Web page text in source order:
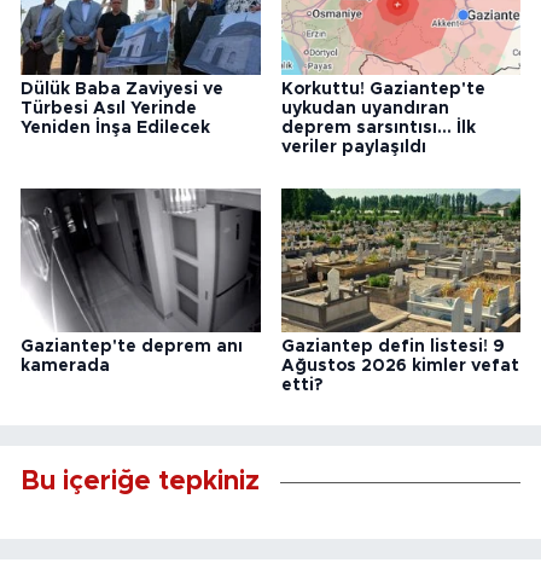
Dülük Baba Zaviyesi ve
Türbesi Asıl Yerinde
Yeniden İnşa Edilecek
Korkuttu! Gaziantep'te
uykudan uyandıran
deprem sarsıntısı... İlk
veriler paylaşıldı
Gaziantep'te deprem anı
kamerada
Gaziantep defin listesi! 9
Ağustos 2026 kimler vefat
etti?
Bu içeriğe tepkiniz